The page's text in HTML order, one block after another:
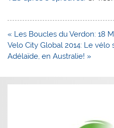
Navigation
de
l’article
« Les Boucles du Verdon: 18
Velo City Global 2014: Le
Adélaïde, en Australie! »